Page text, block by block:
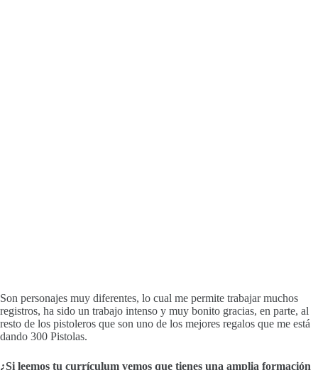
Son personajes muy diferentes, lo cual me permite trabajar muchos
registros, ha sido un trabajo intenso y muy bonito gracias, en parte, al
resto de los pistoleros que son uno de los mejores regalos que me está
dando 300 Pistolas.
¿Si leemos tu currículum vemos que tienes una amplia formación